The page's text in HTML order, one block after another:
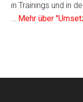
in Trainings und in
… Mehr über